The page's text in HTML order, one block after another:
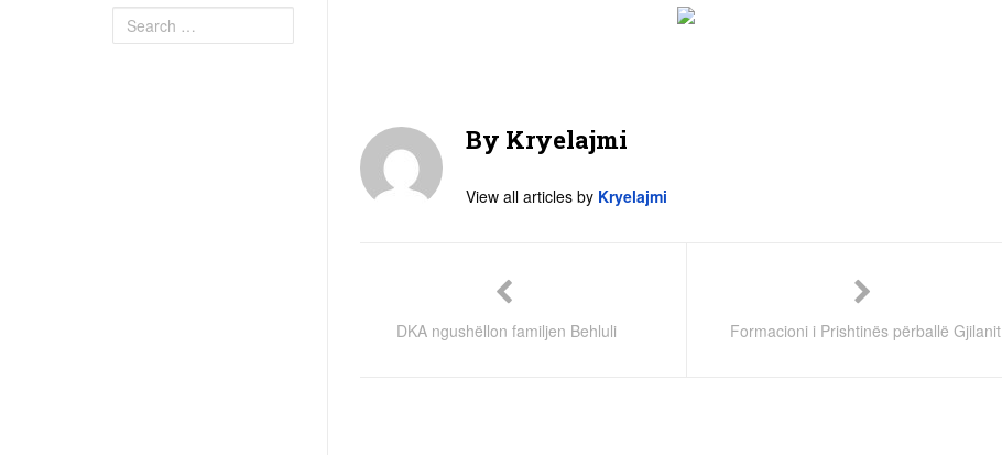
By Kryelajmi
View all articles by Kryelajmi
DKA ngushëllon familjen Behluli Formacioni i Prishtinës përballë Gjilanit